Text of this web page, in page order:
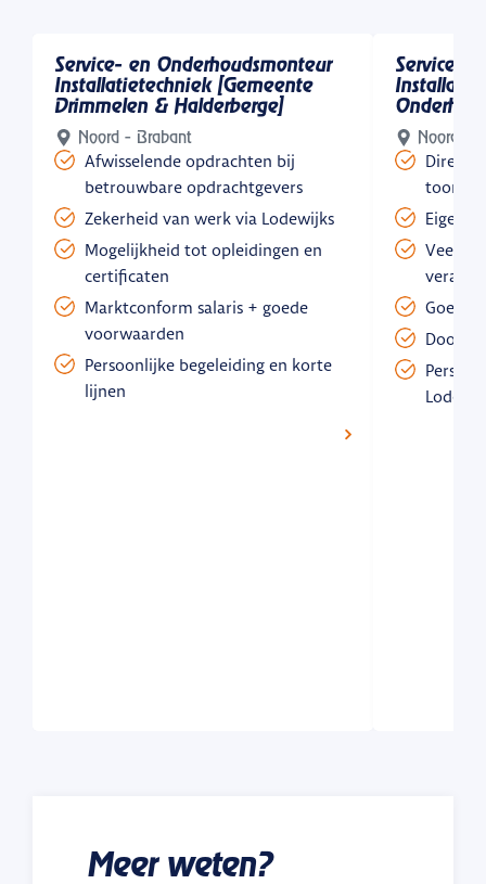
Service- en Onderhoudsmonteur
Installatietechniek [Gemeente
Drimmelen & Halderberge]
Noord - Brabant
Afwisselende opdrachten bij
betrouwbare opdrachtgevers
Zekerheid van werk via Lodewijks
Mogelijkheid tot opleidingen en
certificaten
Marktconform salaris + goede
voorwaarden
Persoonlijke begeleiding en korte
lijnen
Service
Noord -
Direct
Eigen
Veel
Goed
Meer weten?